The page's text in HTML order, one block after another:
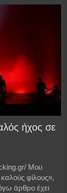
ήχος σε
Μου
φίλους»,
άρθρο έχει